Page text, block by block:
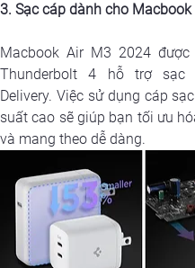
3. Sạc cáp dành cho
Macbook Air M3 2024
Thunderbolt 4 hỗ trợ sạc
Delivery. Việc sử dụng cáp
suất cao sẽ giúp bạn tối ưu
và mang theo dễ dàng.